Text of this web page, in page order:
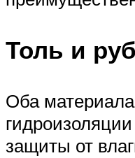
Толь и
Оба
защиты от